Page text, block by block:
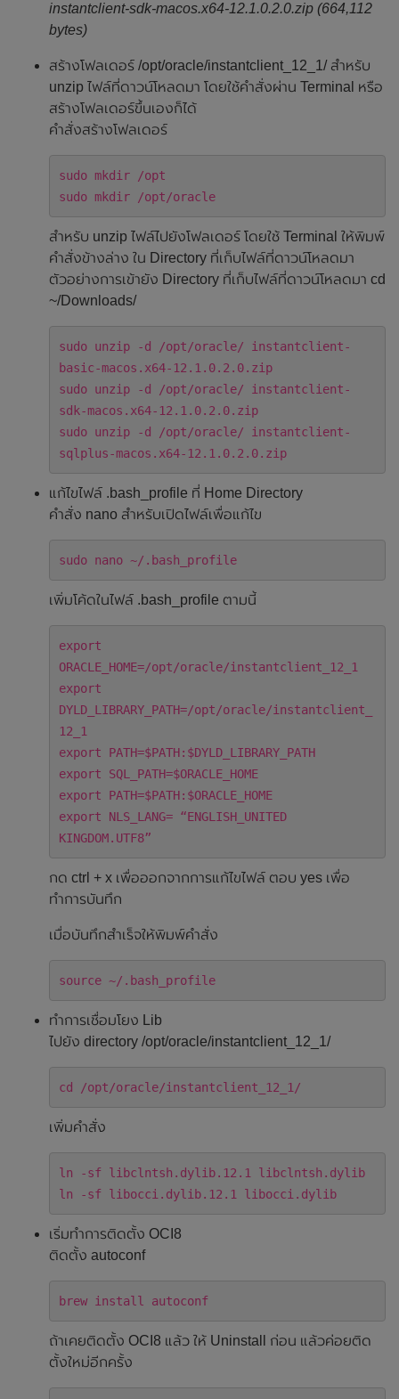
instantclient-sdk-macos.x64-12.1.0.2.0.zip (664,112
bytes)
สร้างโฟลเดอร์ /opt/oracle/instantclient_12_1/ สำหรับ
unzip ไฟล์ที่ดาวน์โหลดมา โดยใช้คำสั่งผ่าน Terminal หรือ
สร้างโฟลเดอร์ขึ้นเองก็ได้
คำสั่งสร้างโฟลเดอร์
sudo mkdir /opt
sudo mkdir /opt/oracle
สำหรับ unzip ไฟล์ไปยังโฟลเดอร์ โดยใช้ Terminal ให้พิมพ์
คำสั่งข้างล่าง ใน Directory ที่เก็บไฟล์ที่ดาวน์โหลดมา
ตัวอย่างการเข้ายัง Directory ที่เก็บไฟล์ที่ดาวน์โหลดมา cd
~/Downloads/
sudo unzip -d /opt/oracle/ instantclient-
basic-macos.x64-12.1.0.2.0.zip
sudo unzip -d /opt/oracle/ instantclient-
sdk-macos.x64-12.1.0.2.0.zip
sudo unzip -d /opt/oracle/ instantclient-
sqlplus-macos.x64-12.1.0.2.0.zip
แก้ไขไฟล์ .bash_profile ที่ Home Directory
คำสั่ง nano สำหรับเปิดไฟล์เพื่อแก้ไข
sudo nano ~/.bash_profile
เพิ่มโค้ดในไฟล์ .bash_profile ตามนี้
export
ORACLE_HOME=/opt/oracle/instantclient_12_1
export
DYLD_LIBRARY_PATH=/opt/oracle/instantclient_
12_1
export PATH=$PATH:$DYLD_LIBRARY_PATH
export SQL_PATH=$ORACLE_HOME
export PATH=$PATH:$ORACLE_HOME
export NLS_LANG= “ENGLISH_UNITED
KINGDOM.UTF8”
กด ctrl + x เพื่อออกจากการแก้ไขไฟล์ ตอบ yes เพื่อ
ทำการบันทึก
เมื่อบันทึกสำเร็จให้พิมพ์คำสั่ง
source ~/.bash_profile
ทำการเชื่อมโยง Lib
ไปยัง directory /opt/oracle/instantclient_12_1/
cd /opt/oracle/instantclient_12_1/
เพิ่มคำสั่ง
ln -sf libclntsh.dylib.12.1 libclntsh.dylib
ln -sf libocci.dylib.12.1 libocci.dylib
เริ่มทำการติดตั้ง OCI8
ติดตั้ง autoconf
brew install autoconf
ถ้าเคยติดตั้ง OCI8 แล้ว ให้ Uninstall ก่อน แล้วค่อยติด
ตั้งใหม่อีกครั้ง